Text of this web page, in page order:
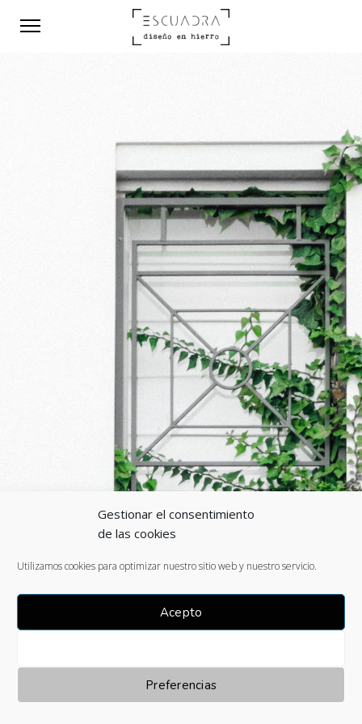
Gestionar el consentimiento
de las cookies
Utilizamos cookies para optimizar nuestro sitio web y nuestro servicio.
Acepto
Preferencias